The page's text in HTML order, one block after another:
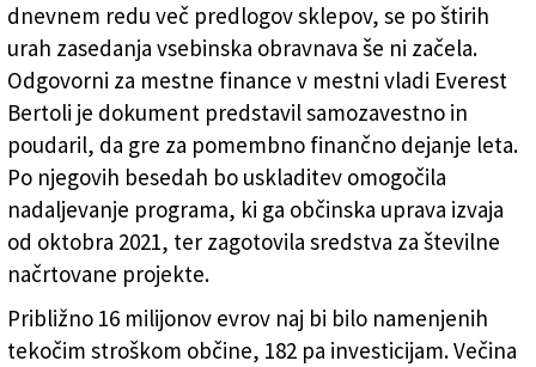
dnevnem redu več predlogov sklepov, se po štirih
urah zasedanja vsebinska obravnava še ni začela.
Odgovorni za mestne finance v mestni vladi Everest
Bertoli je dokument predstavil samozavestno in
poudaril, da gre za pomembno finančno dejanje leta.
Po njegovih besedah bo uskladitev omogočila
nadaljevanje programa, ki ga občinska uprava izvaja
od oktobra 2021, ter zagotovila sredstva za številne
načrtovane projekte.
Približno 16 milijonov evrov naj bi bilo namenjenih
tekočim stroškom občine, 182 pa investicijam. Večina